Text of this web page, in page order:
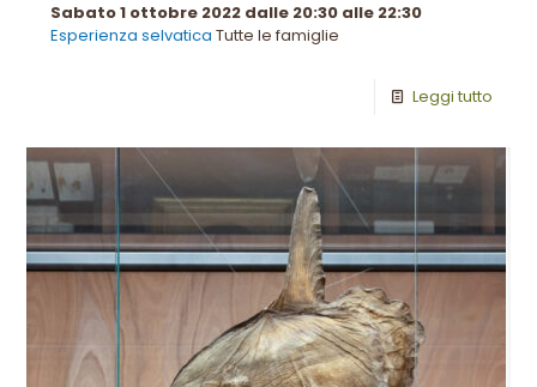
Sabato 1 ottobre 2022 dalle 20:30 alle 22:30
Esperienza selvatica Tutte le famiglie
Leggi tutto